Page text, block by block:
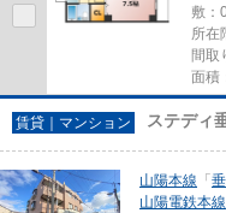
敷：
所在
間取
面積
賃貸｜マンション ステディ
山陽本線 「
山陽電鉄本線